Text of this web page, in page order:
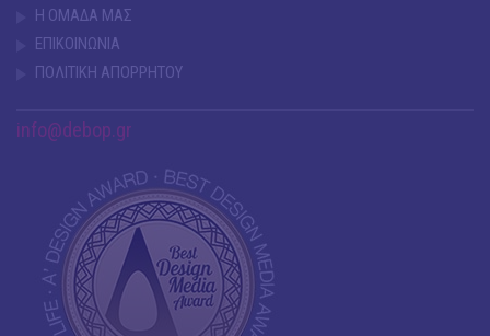
Η ΟΜΑΔΑ ΜΑΣ
ΕΠΙΚΟΙΝΩΝΙΑ
ΠΟΛΙΤΙΚΗ ΑΠΟΡΡΗΤΟΥ
info@debop.gr